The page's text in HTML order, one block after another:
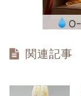
関連記事